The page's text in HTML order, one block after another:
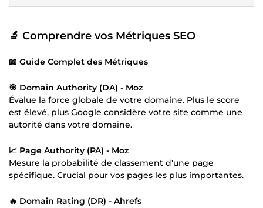
🔬 Comprendre vos Métriques SEO
📖 Guide Complet des Métriques
🎯 Domain Authority (DA) - Moz
Évalue la force globale de votre domaine. Plus le score
est élevé, plus Google considère votre site comme une
autorité dans votre domaine.
📈 Page Authority (PA) - Moz
Mesure la probabilité de classement d'une page
spécifique. Crucial pour vos pages les plus importantes.
🔥 Domain Rating (DR) - Ahrefs